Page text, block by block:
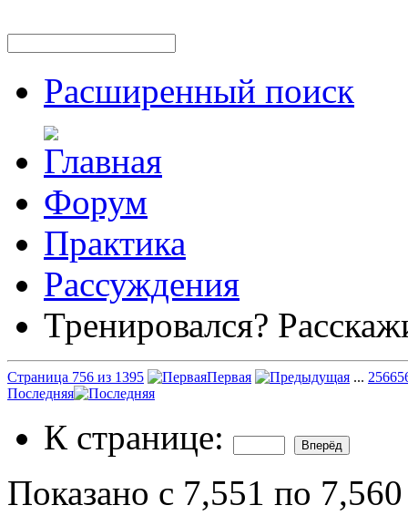
Расширенный поиск
Форум
Практика
Рассуждения
Тренировался?
Страница 756 из 1395 Первая ... 256
Последняя
К странице:
Показано с 7,551 по